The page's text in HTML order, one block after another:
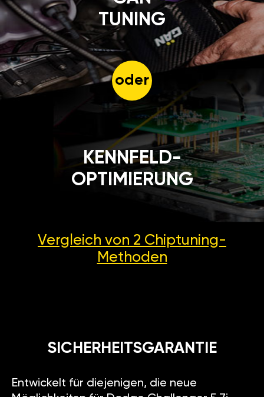
TUNING
oder
KENNFELD-
OPTIMIERUNG
Vergleich von 2 Chiptuning-
Methoden
SICHERHEITSGARANTIE
Entwickelt für diejenigen, die neue